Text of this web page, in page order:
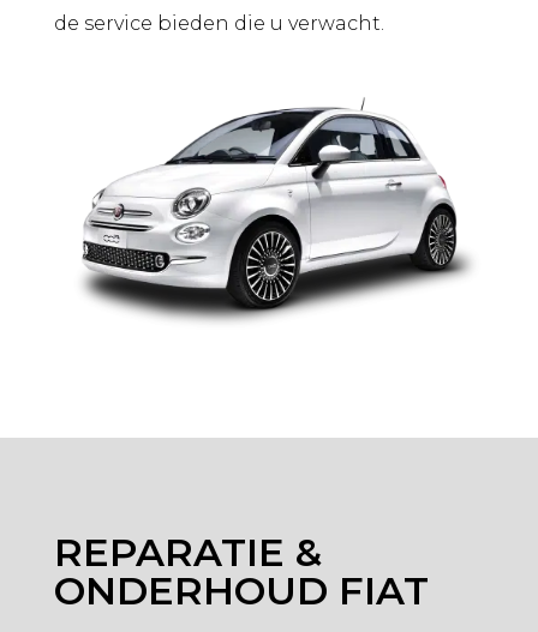
de service bieden die u verwacht.
REPARATIE &
ONDERHOUD FIAT